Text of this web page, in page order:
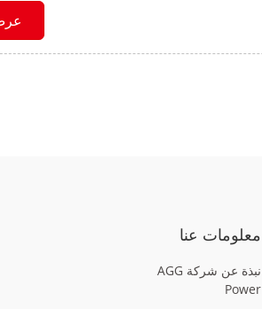
معلومات عنا
نبذة عن شركة AGG
Power